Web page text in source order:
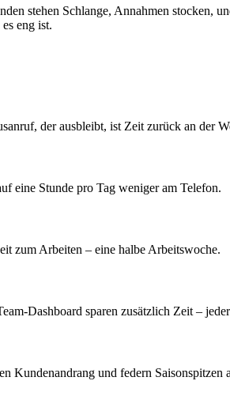
stehen Schlange, Annahmen
eng ist.
der ausbleibt, ist Zeit zurück an der
eine Stunde pro Tag weniger am Telefon.
zum Arbeiten – eine halbe Arbeitswoche.
Dashboard sparen zusätzlich Zeit –
Kundenandrang und federn Saisonspitzen